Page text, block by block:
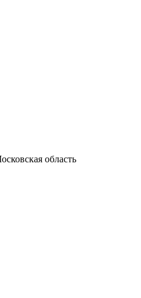
область